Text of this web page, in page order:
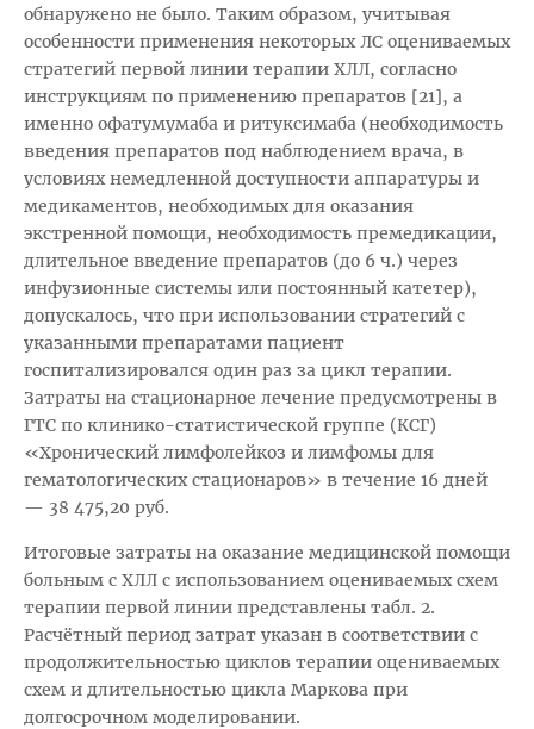
обнаружено не было. Таким образом, учитывая
особенности применения некоторых ЛС оцениваемых
стратегий первой линии терапии ХЛЛ, согласно
инструкциям по применению препаратов [21], а
именно офатумумаба и ритуксимаба (необходимость
введения препаратов под наблюдением врача, в
условиях немедленной доступности аппаратуры и
медикаментов, необходимых для оказания
экстренной помощи, необходимость премедикации,
длительное введение препаратов (до 6 ч.) через
инфузионные системы или постоянный катетер),
допускалось, что при использовании стратегий с
указанными препаратами пациент
госпитализировался один раз за цикл терапии.
Затраты на стационарное лечение предусмотрены в
ГТС по клинико-статистической группе (КСГ)
«Хронический лимфолейкоз и лимфомы для
гематологических стационаров» в течение 16 дней
— 38 475,20 руб.
Итоговые затраты на оказание медицинской помощи
больным с ХЛЛ с использованием оцениваемых схем
терапии первой линии представлены табл. 2.
Расчётный период затрат указан в соответствии с
продолжительностью циклов терапии оцениваемых
схем и длительностью цикла Маркова при
долгосрочном моделировании.